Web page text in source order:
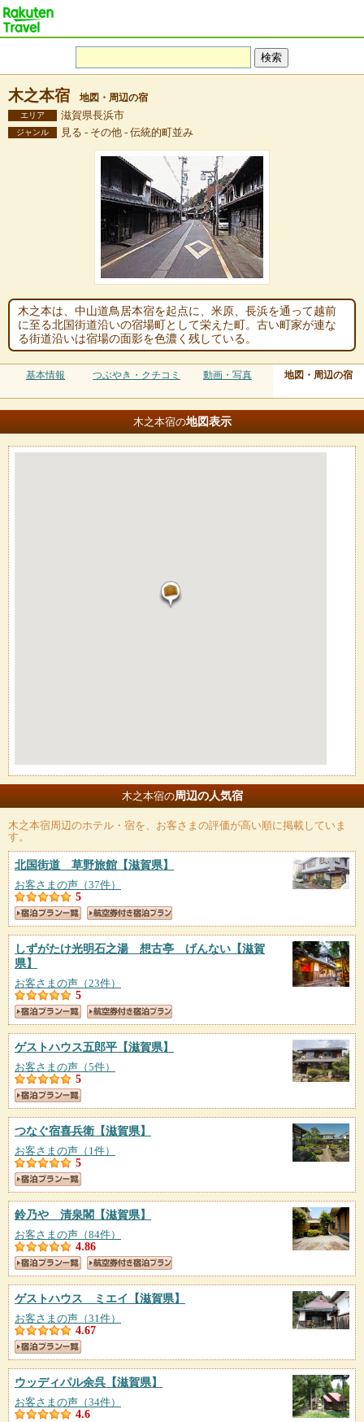
木之本宿 地図・周辺の宿
エリア 滋賀県長浜市
ジャンル 見る - その他 - 伝統的町並み
木之本は、中山道鳥居本宿を起点に、米原、長浜を通って越前
に至る北国街道沿いの宿場町として栄えた町。古い町家が連な
る街道沿いは宿場の面影を色濃く残している。
基本情報 つぶやき・クチコミ 動画・写真 地図・周辺の宿
木之本宿の地図表示
木之本宿の周辺の人気宿
木之本宿周辺のホテル・宿を、お客さまの評価が高い順に掲載していま
す。
北国街道 草野旅館 【滋賀県】
お客さまの声（37件）
5
しずがたけ光明石之湯 想古亭 げんない 【滋賀
県】
お客さまの声（23件）
5
ゲストハウス五郎平 【滋賀県】
お客さまの声（5件）
5
つなぐ宿喜兵衛【滋賀県】
お客さまの声（1件）
5
鈴乃や 清泉閣 【滋賀県】
お客さまの声（84件）
4.86
ゲストハウス ミエイ 【滋賀県】
お客さまの声（31件）
4.67
ウッディパル余呉 【滋賀県】
お客さまの声（34件）
4.6